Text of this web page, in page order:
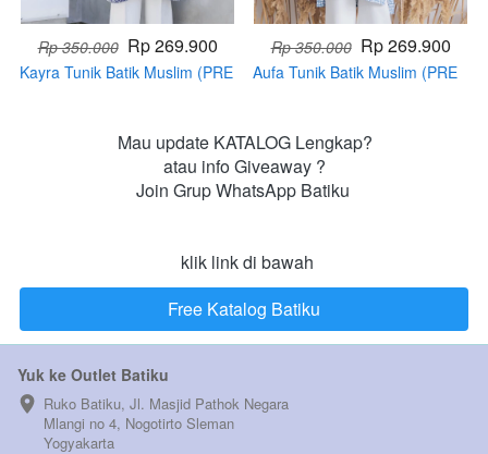
Rp 350.000 Rp 269.900
Kayra Tunik Batik Muslim (PRE
Rp 350.000 Rp 269.900
Aufa Tunik Batik Muslim (PRE
Mau update KATALOG Lengkap?
atau info Giveaway ?
Join Grup WhatsApp Batiku
klik link di bawah
`Free Katalog Batiku
Yuk ke Outlet Batiku
Ruko Batiku, Jl. Masjid Pathok Negara
Mlangi no 4, Nogotirto Sleman
Yogyakarta